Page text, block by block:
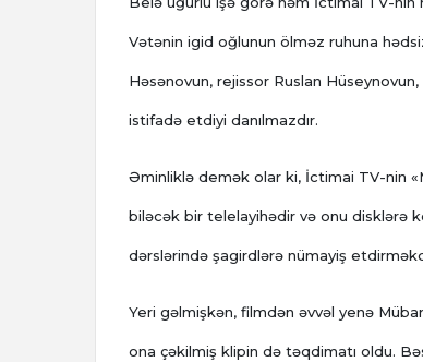
Vətənin igid oğlunun ölməz ruhuna
Həsənovun, rejissor Ruslan
istifadə etdiyi danılmazdır.
Əminliklə demək olar ki, İctimai TV-nin
biləcək bir telelayihədir və onu disklərə
dərslərində şagirdlərə nümayiş
Yeri gəlmişkən, filmdən əvvəl yenə
ona çəkilmiş klipin də təqdimatı oldu.